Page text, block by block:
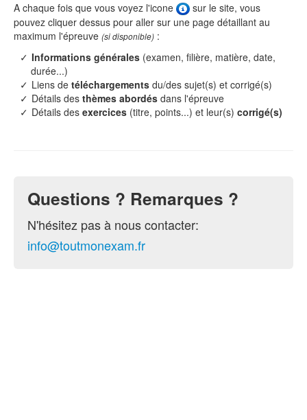
A chaque fois que vous voyez l'icone
sur le site, vous
pouvez cliquer dessus pour aller sur une page détaillant au
maximum l'épreuve (si disponible) :
Informations générales (examen, filière, matière, date,
durée...)
Liens detéléchargements du/des sujet(s) et corrigé(s)
Détails desthèmes abordés dans l'épreuve
Détails desexercices (titre, points...) et leur(s)corrigé(s)
Questions ? Remarques ?
N'hésitez pas à nous contacter:
info@toutmonexam.fr